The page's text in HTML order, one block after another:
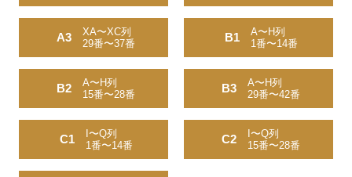
A3
XA〜XC列
29番〜37番
B1
A〜H列
1番〜14番
B2
A〜H列
15番〜28番
B3
A〜H列
29番〜42番
C1
I〜Q列
1番〜14番
C2
I〜Q列
15番〜28番